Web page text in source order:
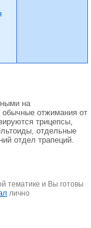
на
обычные отжимания от
трицепсы,
отдельные
отдел трапеций.
тематике и Вы готовы
лично